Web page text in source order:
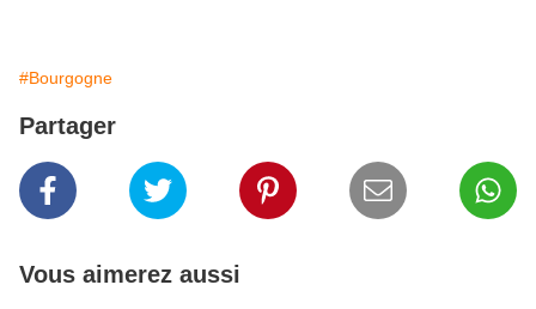
#Bourgogne
Partager
Vous aimerez aussi